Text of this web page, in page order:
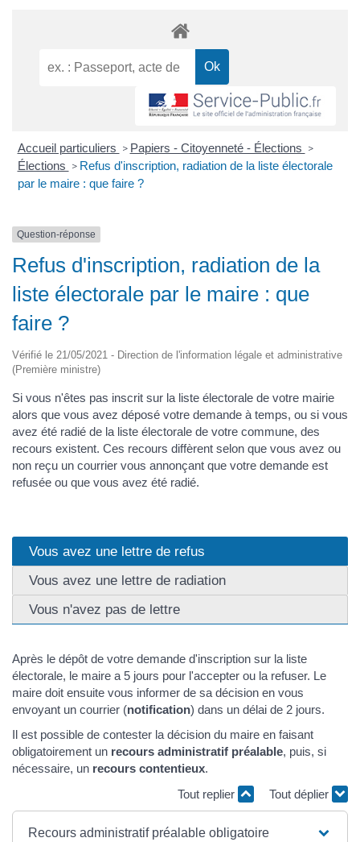
Accueil particuliers > Papiers - Citoyenneté - Élections >
Élections > Refus d'inscription, radiation de la liste électorale
par le maire : que faire ?
Question-réponse
Refus d'inscription, radiation de la
liste électorale par le maire : que
faire ?
Vérifié le 21/05/2021 - Direction de l'information légale et administrative
(Première ministre)
Si vous n'êtes pas inscrit sur la liste électorale de votre mairie
alors que vous avez déposé votre demande à temps, ou si vous
avez été radié de la liste électorale de votre commune, des
recours existent. Ces recours diffèrent selon que vous avez ou
non reçu un courrier vous annonçant que votre demande est
refusée ou que vous avez été radié.
Vous avez une lettre de refus
Vous avez une lettre de radiation
Vous n'avez pas de lettre
Après le dépôt de votre demande d'inscription sur la liste
électorale, le maire a 5 jours pour l'accepter ou la refuser. Le
maire doit ensuite vous informer de sa décision en vous
envoyant un courrier (notification) dans un délai de 2 jours.
Il est possible de contester la décision du maire en faisant
obligatoirement un recours administratif préalable, puis, si
nécessaire, un recours contentieux.
Tout replier
Tout déplier
Recours administratif préalable obligatoire